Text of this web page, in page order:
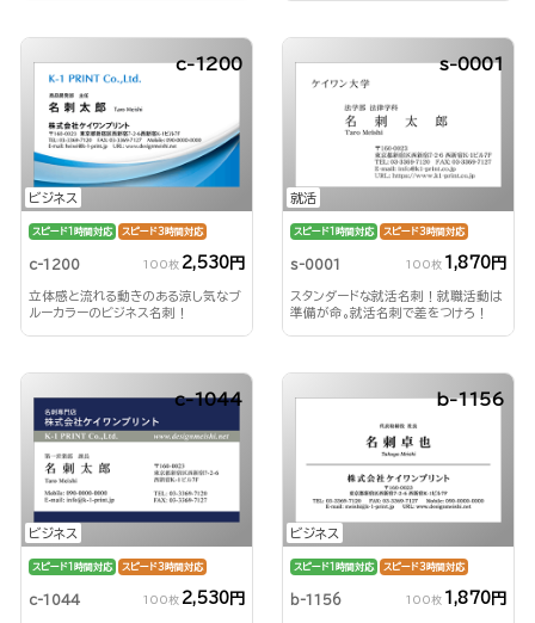
ビジネス
c-1200
スピード1時間対応 スピード3時間対応
c-1200 100枚 2,530円
立体感と流れる動きのある涼し気なブ
ルーカラーのビジネス名刺！
就活
s-0001
スピード1時間対応 スピード3時間対応
s-0001 100枚 1,870円
スタンダードな就活名刺！就職活動は
準備が命。就活名刺で差をつけろ！
ビジネス
c-1044
スピード1時間対応 スピード3時間対応
c-1044 100枚 2,530円
ビジネス
b-1156
スピード1時間対応 スピード3時間対応
b-1156 100枚 1,870円